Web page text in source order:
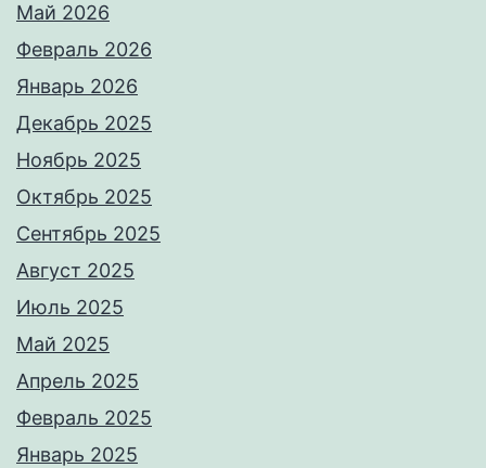
Май 2026
Февраль 2026
Январь 2026
Декабрь 2025
Ноябрь 2025
Октябрь 2025
Сентябрь 2025
Август 2025
Июль 2025
Май 2025
Апрель 2025
Февраль 2025
Январь 2025